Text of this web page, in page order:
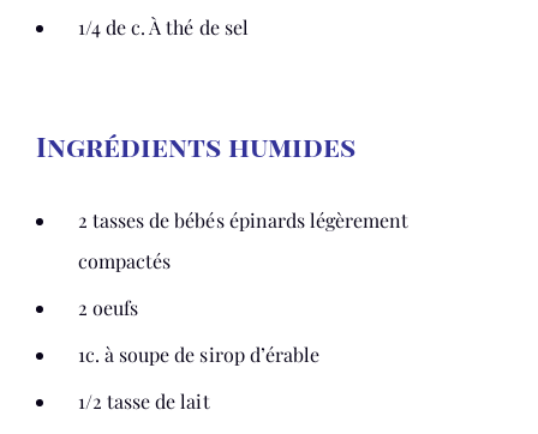
1/4 de c. À thé de sel
Ingrédients humides
2 tasses de bébés épinards légèrement
compactés
2 oeufs
1c. à soupe de sirop d’érable
1/2 tasse de lait